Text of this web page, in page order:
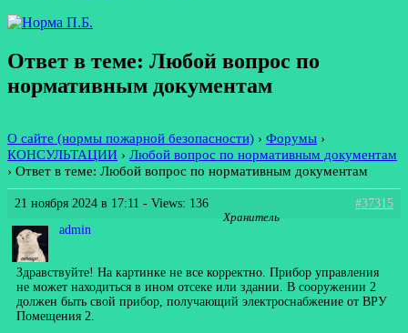
Ответ в теме: Любой вопрос по
нормативным документам
О сайте (нормы пожарной безопасности) › Форумы ›
КОНСУЛЬТАЦИИ › Любой вопрос по нормативным документам
› Ответ в теме: Любой вопрос по нормативным документам
21 ноября 2024 в 17:11 - Views: 136
#37315
admin
Хранитель
Здравствуйте! На картинке не все корректно. Прибор управления
не может находиться в ином отсеке или здании. В сооружении 2
должен быть свой прибор, получающий электроснабжение от ВРУ
Помещения 2.